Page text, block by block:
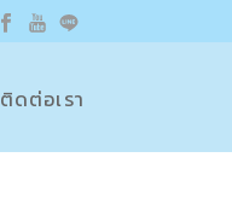
ติดต่อเรา